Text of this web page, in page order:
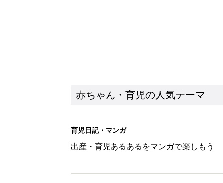
赤ちゃん・育児の人気テーマ
育児日記・マンガ
出産・育児あるあるをマンガで楽しもう